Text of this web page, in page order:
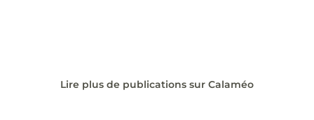
Lire plus de publications sur Calaméo